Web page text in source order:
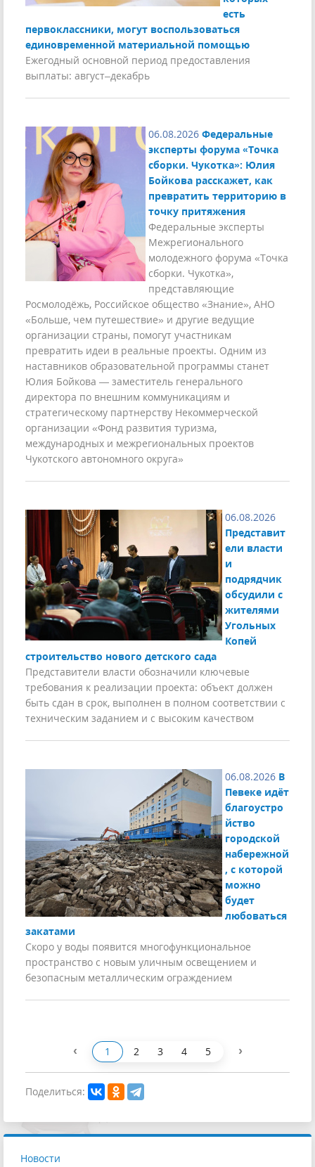
есть
первоклассники, могут воспользоваться
единовременной материальной помощью
Ежегодный основной период предоставления
выплаты: август–декабрь
06.08.2026 Федеральные
эксперты форума «Точка
сборки. Чукотка»: Юлия
Бойкова расскажет, как
превратить территорию в
точку притяжения
Федеральные эксперты
Межрегионального
молодежного форума «Точка
сборки. Чукотка»,
представляющие
Росмолодёжь, Российское общество «Знание», АНО
«Больше, чем путешествие» и другие ведущие
организации страны, помогут участникам
превратить идеи в реальные проекты. Одним из
наставников образовательной программы станет
Юлия Бойкова — заместитель генерального
директора по внешним коммуникациям и
стратегическому партнерству Некоммерческой
организации «Фонд развития туризма,
международных и межрегиональных проектов
Чукотского автономного округа»
06.08.2026
Представит
ели власти
и
подрядчик
обсудили с
жителями
Угольных
Копей
строительство нового детского сада
Представители власти обозначили ключевые
требования к реализации проекта: объект должен
быть сдан в срок, выполнен в полном соответствии с
техническим заданием и с высоким качеством
06.08.2026 В
Певеке идёт
благоустро
йство
городской
набережной
, с которой
можно
будет
любоваться
закатами
Скоро у воды появится многофункциональное
пространство с новым уличным освещением и
безопасным металлическим ограждением
‹ 1 2 3 4 5 ›
Поделиться:
Новости